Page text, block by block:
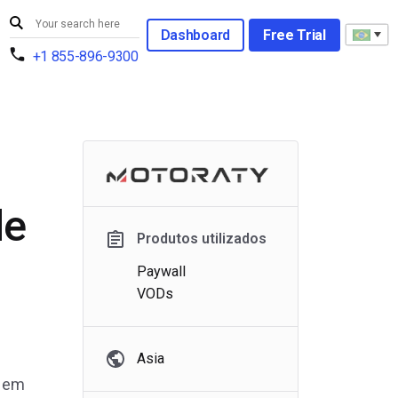
+1 855-896-9300
Dashboard Free Trial
Produtos utilizados
Paywall
VODs
Asia